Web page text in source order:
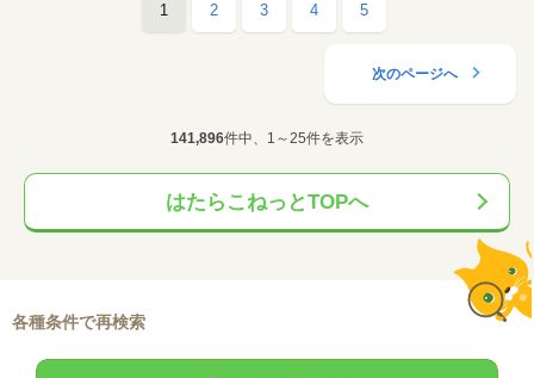
1 2 3 4 5
次のページへ
141,896件中、1～25件を表示
はたらこねっとTOPへ
各種条件で再検索